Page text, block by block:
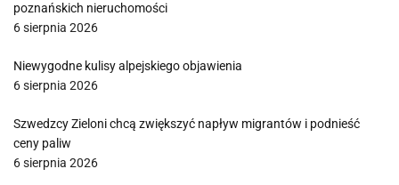
poznańskich nieruchomości
6 sierpnia 2026
Niewygodne kulisy alpejskiego objawienia
6 sierpnia 2026
Szwedzcy Zieloni chcą zwiększyć napływ migrantów i podnieść
ceny paliw
6 sierpnia 2026